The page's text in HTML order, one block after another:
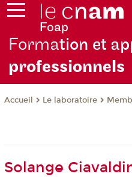
Formation et
professionnels
Accueil Le laboratoire
Solange